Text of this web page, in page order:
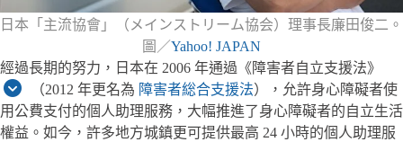
日本「主流協會」（メインストリーム協会）理事長廉田俊二。
圖／Yahoo! JAPAN
經過長期的努力，日本在 2006 年通過《障害者自立支援法》
（2012 年更名為 障害者総合支援法），允許身心障礙者使
用公費支付的個人助理服務，大幅推進了身心障礙者的自立生活
權益。如今，許多地方城鎮更可提供最高 24 小時的個人助理服